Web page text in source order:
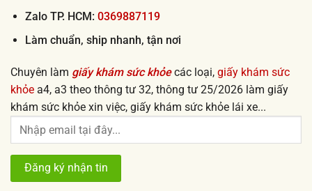
50k
ngay
tín
2026
Zalo TP. HCM: 0369887119
Làm chuẩn, ship nhanh, tận nơi
Chuyên làm giấy khám sức khỏecác loại, giấy khám sức
khỏe a4, a3 theo thông tư 32, thông tư 25/2026 làm giấy
khám sức khỏe xin việc, giấy khám sức khỏe lái xe...